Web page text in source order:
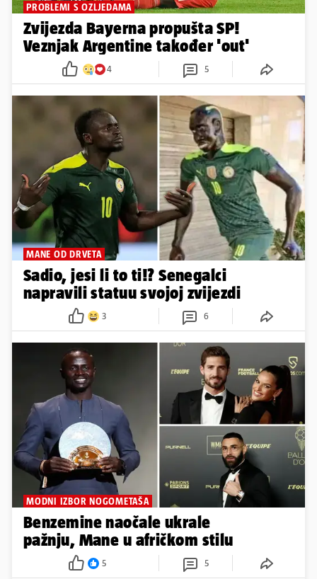
PROBLEMI S OZLJEDAMA
Zvijezda Bayerna propušta SP!
Veznjak Argentine također 'out'
4 5
MANE OD DRVETA
Sadio, jesi li to ti!? Senegalci
napravili statuu svojoj zvijezdi
3 6
MODNI IZBOR NOGOMETAŠA
Benzemine naočale ukrale
pažnju, Mane u afričkom stilu
5 5